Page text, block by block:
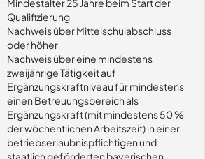
Mindestalter 25 Jahre beim Start der
Qualifizierung
Nachweis über Mittelschulabschluss
oder höher
Nachweis über eine mindestens
zweijährige Tätigkeit auf
Ergänzungskraftniveau für mindestens
einen Betreuungsbereich als
Ergänzungskraft (mit mindestens 50 %
der wöchentlichen Arbeitszeit) in einer
betriebserlaubnispflichtigen und
staatlich geförderten bayerischen